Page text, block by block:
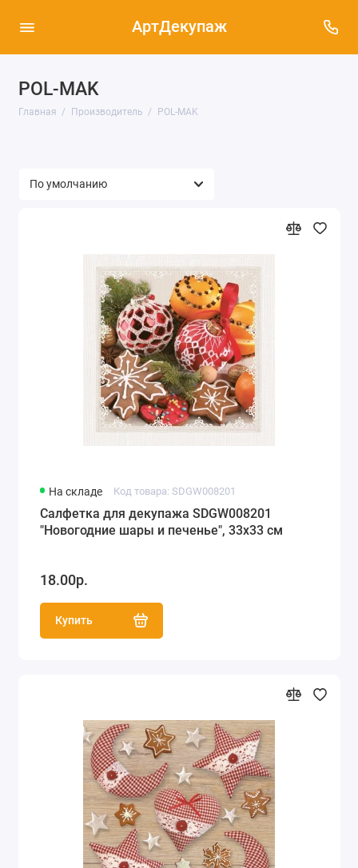
АртДекупаж
POL-MAK
Главная Производитель POL-MAK
На складе Код товара: SDGW008201
Салфетка для декупажа SDGW008201
"Новогодние шары и печенье", 33х33 см
18.00р.
Купить